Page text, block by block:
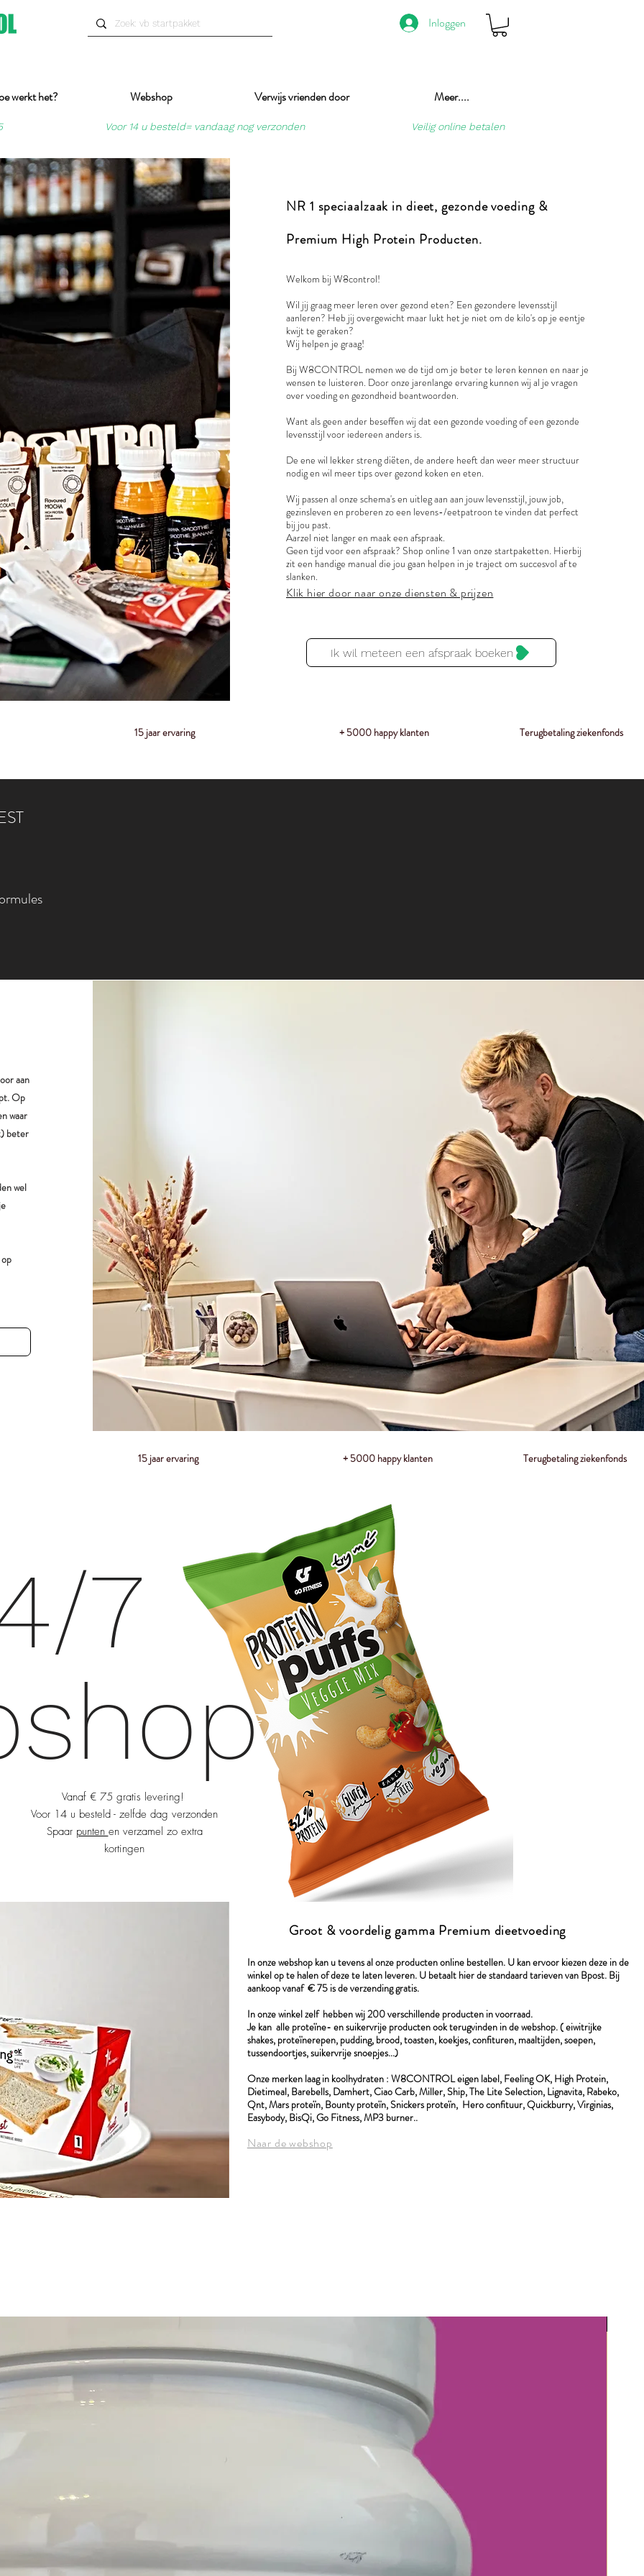
Inloggen
werkt het? Webshop Verwijs vrienden door Meer....
Voor 14 u besteld= vandaag nog verzonden Veilig online betalen
NR 1 speciaalzaak in dieet, gezonde voeding &
Premium High Protein Producten.
Welkom bij W8control!
Wil jij graag meer leren over gezond eten? Een gezondere levensstijl
aanleren? Heb jij overgewicht maar lukt het je niet om de kilo's op je eentje
kwijt te geraken?
Wij helpen je graag!
Bij W8CONTROL nemen we de tijd om je beter te leren kennen en naar je
wensen te luisteren. Door onze jarenlange ervaring kunnen wij al je vragen
over voeding en gezondheid beantwoorden.
Want als geen ander beseffen wij dat een gezonde voeding of een gezonde
levensstijl voor iedereen anders is.
De ene wil lekker streng diëten, de andere heeft dan weer meer structuur
nodig en wil meer tips over gezond koken en eten.
Wij passen al onze schema's en uitleg aan aan jouw levensstijl, jouw job,
gezinsleven en proberen zo een levens-/eetpatroon te vinden dat perfect
bij jou past.
Aarzel niet langer en maak een afspraak.
Geen tijd voor een afspraak? Shop online 1 van onze startpaketten. Hierbij
zit een handige manual die jou gaan helpen in je traject om succesvol af te
slanken.
Klik hier door naar onze diensten & prijzen
Ik wil meteen een afspraak boeken
15 jaar ervaring + 5000 happy klanten Terugbetaling ziekenfonds
aan
Op
waar
beter
wel
15 jaar ervaring + 5000 happy klanten Terugbetaling ziekenfonds
7
Vanaf € 75 gratis levering!
Voor 14 u besteld - zelfde dag verzonden
Spaar punten en verzamel zo extra
kortingen
Groot & voordelig gamma Premium dieetvoeding
In onze webshop kan u tevens al onze producten online bestellen. U kan ervoor kiezen deze in de
winkel op te halen of deze te laten leveren. U betaalt hier de standaard tarieven van Bpost. Bij
aankoop vanaf € 75 is de verzending gratis.
In onze winkel zelf hebben wij 200 verschillende producten in voorraad.
Je kan alle proteïne- en suikervrije producten ook terugvinden in de webshop. ( eiwitrijke
shakes, proteïnerepen, pudding, brood, toasten, koekjes, confituren, maaltijden, soepen,
tussendoortjes, suikervrije snoepjes...)
Onze merken laag in koolhydraten : W8CONTROL eigen label, Feeling OK, High Protein,
Dietimeal, Barebells, Damhert, Ciao Carb, Miller, Ship, The Lite Selection, Lignavita, Rabeko,
Qnt, Mars proteïn, Bounty proteïn, Snickers proteïn, Hero confituur, Quickburry, Virginias,
Easybody, BisQi, Go Fitness, MP3 burner..
Naar de webshop